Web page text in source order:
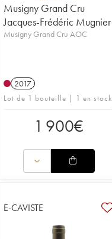
Musigny Grand Cru
Jacques-Frédéric Mugnier
Musigny Grand Cru AOC
2017
Lot de 1 bouteille | 1 en stock
1 900€
E-CAVISTE